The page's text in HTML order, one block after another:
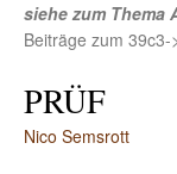
siehe zum Thema
Beiträge zum 39c3-
PRÜF
Nico Semsrott